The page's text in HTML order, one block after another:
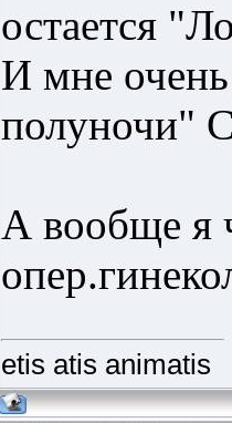
остается
И мне
полуночи"
А вообще я
etis atis animatis